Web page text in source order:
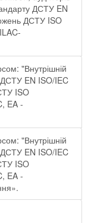
ДСТУ EN
ДСТУ ISO
"Внутрішній
ДСТУ EN ISO/IEC
ISO
EA -
"Внутрішній
ДСТУ EN ISO/IEC
ISO
EA -